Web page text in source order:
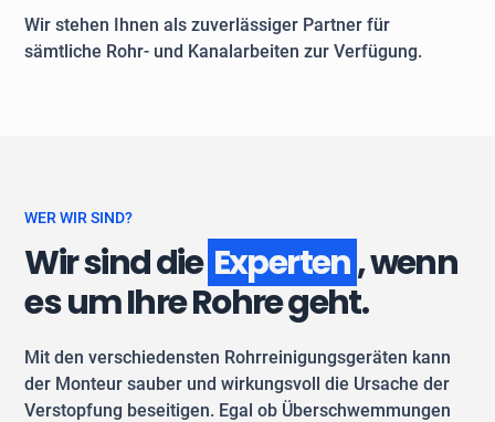
Wir stehen Ihnen als zuverlässiger Partner für
sämtliche Rohr- und Kanalarbeiten zur Verfügung.
WER WIR SIND?
Wir sind die Experten, wenn
es um Ihre Rohre geht.
Mit den verschiedensten Rohrreinigungsgeräten kann
der Monteur sauber und wirkungsvoll die Ursache der
Verstopfung beseitigen. Egal ob Überschwemmungen